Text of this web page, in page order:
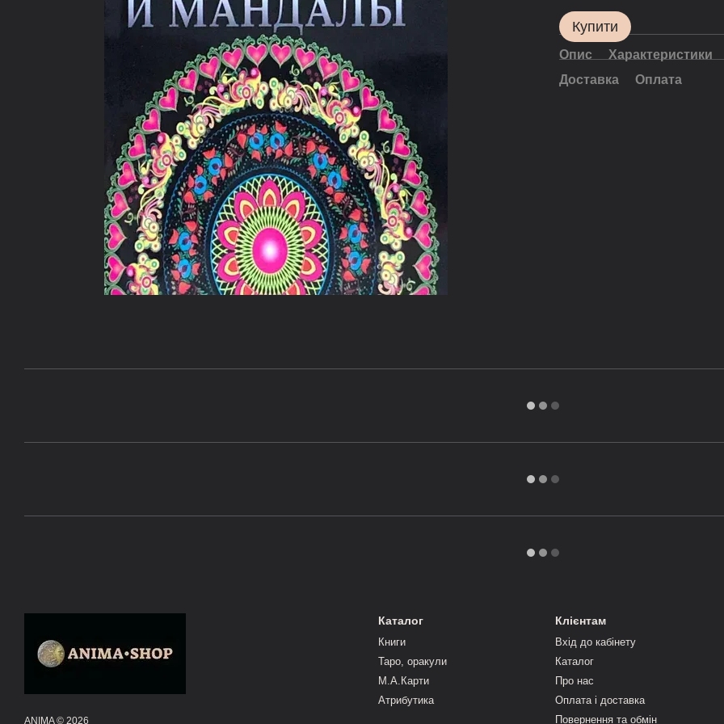
Купити
Опис Характеристики
Доставка
Оплата
ANIMA © 2026
Каталог
Книги
Таро, оракули
М.А.Карти
Атрибутика
Клієнтам
Вхід до кабінету
Каталог
Про нас
Оплата і доставка
Повернення та обмін